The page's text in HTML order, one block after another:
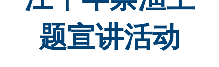
题宣讲活动